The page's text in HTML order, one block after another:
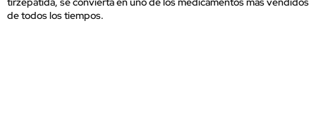
de todos los tiempos.